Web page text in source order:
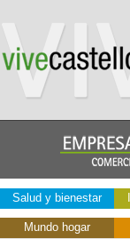
Salud y bienestar
Mundo hogar